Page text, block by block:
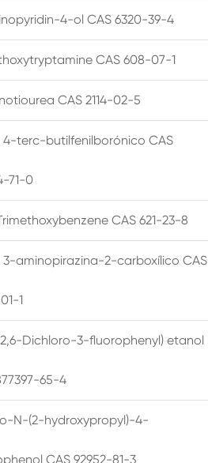
4-ol CAS 6320-39-4
CAS 608-07-1
CAS 2114-02-5
4-terc-butilfenilborónico CAS
71-0
CAS 621-23-8
3-aminopirazina-2-carboxílico CAS
1
Dichloro-3-fluorophenyl) etanol
65-4
N-(2-hydroxypropyl)-4-
CAS 92952-81-3